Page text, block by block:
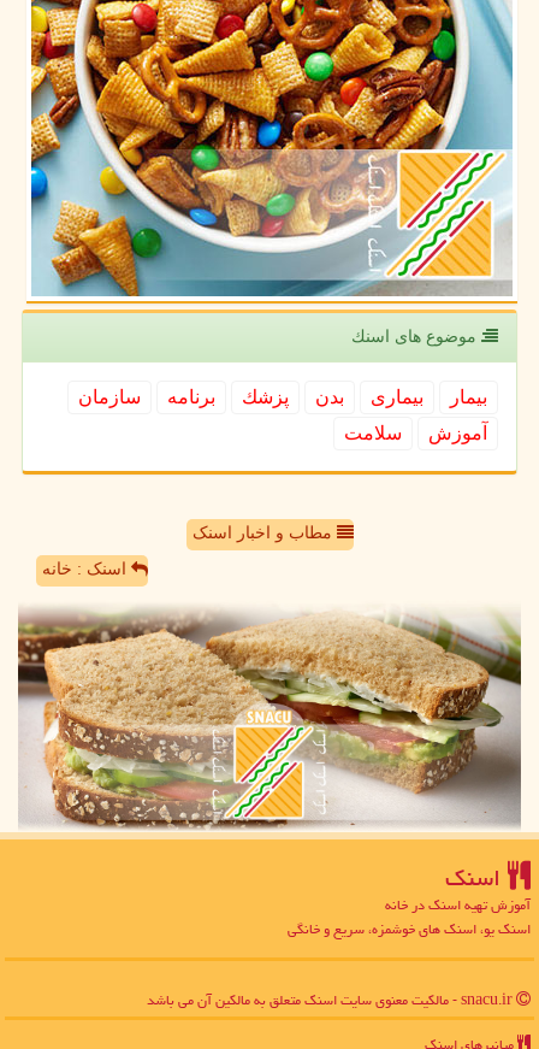
موضوع های اسنك
بیمار بیماری بدن پزشك برنامه
سازمان
آموزش
سلامت
مطاب و اخبار اسنک
اسنک : خانه
اسنك
آموزش تهیه اسنک در خانه
اسنک یو، اسنک های خوشمزه، سریع و خانگی